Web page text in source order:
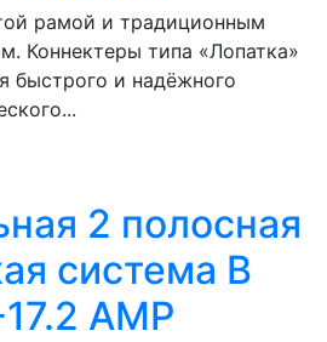
рамой и традиционным
Коннектеры типа «Лопатка»
быстрого и надёжного
2 полосная
система B
AMP